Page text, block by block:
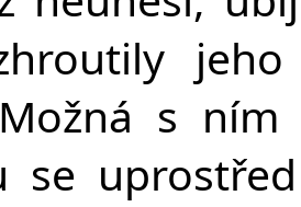
jeho
s
se